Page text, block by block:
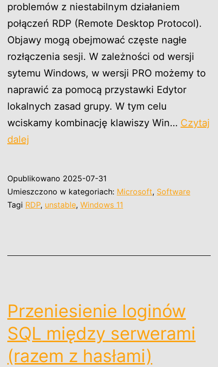
problemów z niestabilnym działaniem
połączeń RDP (Remote Desktop Protocol).
Objawy mogą obejmować częste nagłe
rozłączenia sesji. W zależności od wersji
sytemu Windows, w wersji PRO możemy to
naprawić za pomocą przystawki Edytor
lokalnych zasad grupy. W tym celu
wciskamy kombinację klawiszy Win… Czytaj
dalej
połączenie
RDP
Opublikowano 2025-07-31
Umieszczono w kategoriach: Microsoft, Software
Tagi RDP, unstable, Windows 11
Przeniesienie loginów
SQL między serwerami
(razem z hasłami)